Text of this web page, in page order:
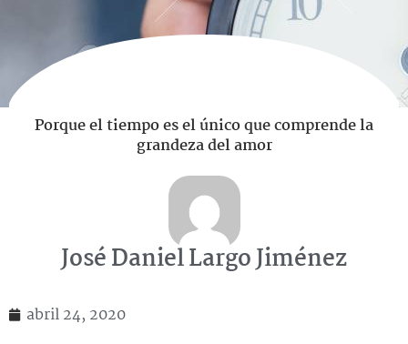
Porque el tiempo es el único que comprende la
grandeza del amor
José Daniel Largo Jiménez
abril 24, 2020